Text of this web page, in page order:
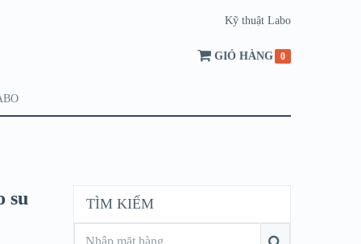
Kỹ thuật Labo
GIỎ HÀNG 0
su
TÌM KIẾM